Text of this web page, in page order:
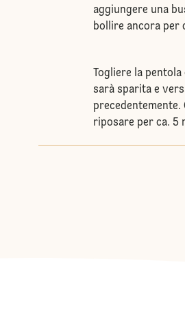
aggiungere una
bollire ancora per
Togliere la
sarà sparita e
precedentemente.
riposare per ca. 5